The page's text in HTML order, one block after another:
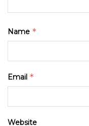
Name *
Email *
Website